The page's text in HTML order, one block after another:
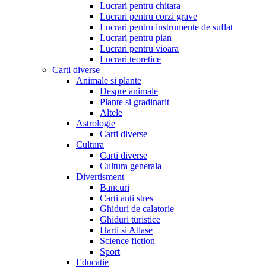
Lucrari pentru chitara
Lucrari pentru corzi grave
Lucrari pentru instrumente de suflat
Lucrari pentru pian
Lucrari pentru vioara
Lucrari teoretice
Carti diverse
Animale si plante
Despre animale
Plante si gradinarit
Altele
Astrologie
Carti diverse
Cultura
Carti diverse
Cultura generala
Divertisment
Bancuri
Carti anti stres
Ghiduri de calatorie
Ghiduri turistice
Harti si Atlase
Science fiction
Sport
Educatie